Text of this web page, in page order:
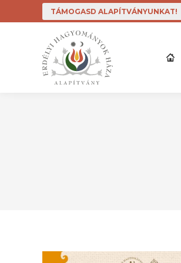
TÁMOGASD ALAPÍTVÁNYUNKAT!